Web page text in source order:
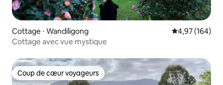
Cottage ⋅ Wandiligong Évaluation
4,97 (164)
Cottage avec vue mystique
Coup de cœur voyageurs
Coup de cœur voyageurs